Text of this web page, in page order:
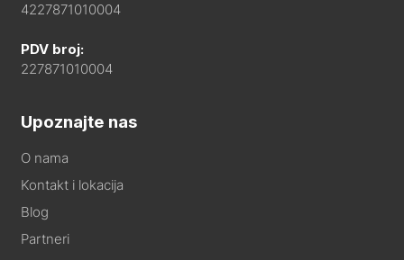
4227871010004
PDV broj:
227871010004
Upoznajte nas
O nama
Kontakt i lokacija
Blog
Partneri